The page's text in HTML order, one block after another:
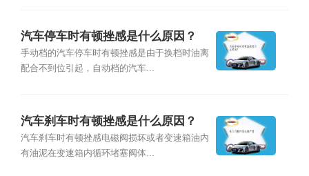
汽车停车时有顿挫感是什么原因？
手动档的汽车停车时有顿挫感是由于换档时油离
配合不到位引起，自动档的汽车...
汽车刹车时有顿挫感是什么原因？
汽车刹车时有顿挫感电磁阀损坏或者变速箱油内
有油泥在变速箱内循环堵塞阀体...